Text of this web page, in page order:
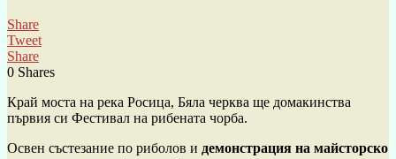
Share
Tweet
Share
0 Shares
Край моста на река Росица, Бяла черква ще домакинства
първия си Фестивал на рибената чорба.
Освен състезание по риболов и демонстрация на майсторско